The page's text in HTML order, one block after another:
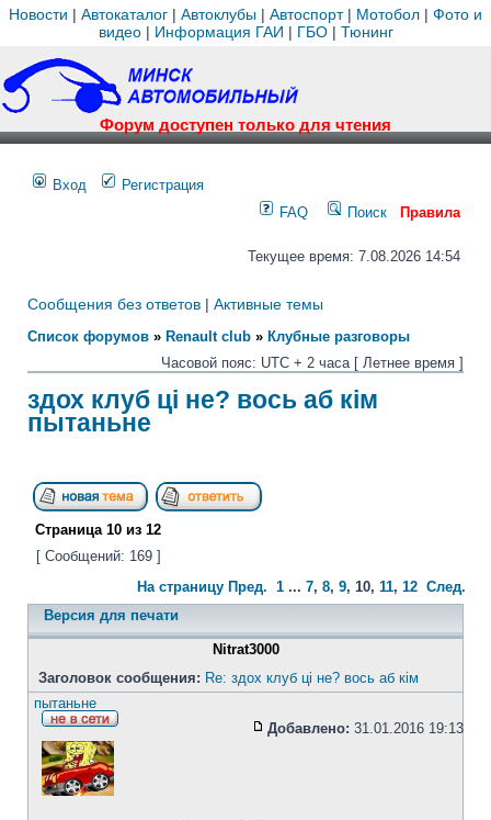
Новости | Автокаталог | Автоклубы | Автоспорт| Мотобол | Фото и
видео| Информация ГАИ | ГБО| Тюнинг
Форум доступен только для чтения
Вход
Регистрация
FAQ
Поиск Правила
Текущее время: 7.08.2026 14:54
Сообщения без ответов | Активные темы
Список форумов » Renault club » Клубные разговоры
Часовой пояс: UTC + 2 часа [ Летнее время ]
здох клуб ці не? вось аб кім
пытаньне
Страница 10 из 12
[ Сообщений: 169 ]
На страницу Пред. 1 ... 7, 8, 9, 10, 11, 12 След.
Версия для печати
Nitrat3000
Заголовок сообщения: Re: здох клуб ці не? вось аб кім
пытаньне
Добавлено: 31.01.2016 19:13